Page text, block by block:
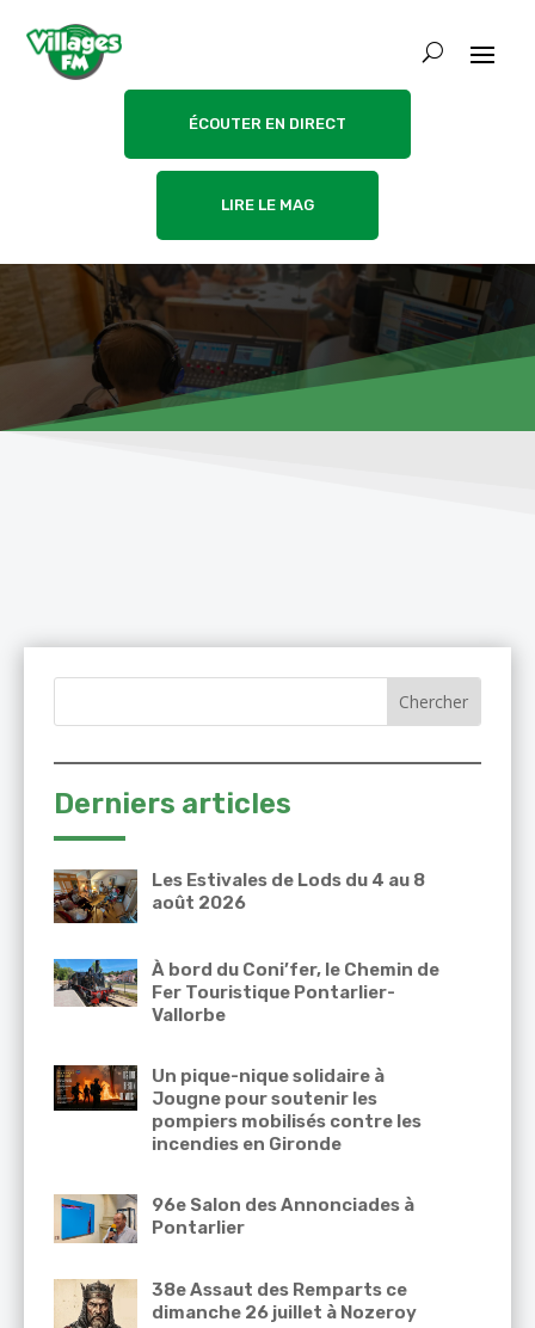
ÉCOUTER EN DIRECT
LIRE LE MAG
Derniers articles
Les Estivales de Lods du 4 au 8
août 2026
À bord du Coni’fer, le Chemin de
Fer Touristique Pontarlier-
Vallorbe
Un pique-nique solidaire à
Jougne pour soutenir les
pompiers mobilisés contre les
incendies en Gironde
96e Salon des Annonciades à
Pontarlier
38e Assaut des Remparts ce
dimanche 26 juillet à Nozeroy